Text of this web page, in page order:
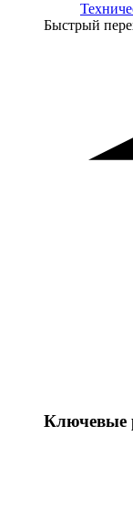
Быстрый
Ключевые